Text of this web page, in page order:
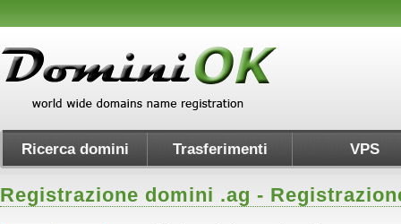
Ricerca domini Trasferimenti VPS
Registrazione domini .ag -